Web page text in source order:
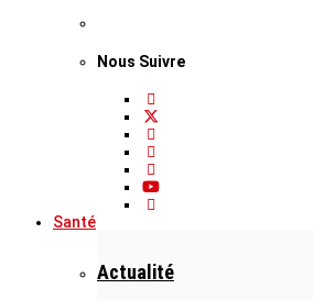
Nous Suivre
Santé
Actualité